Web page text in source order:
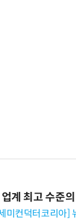
계 최고 수준
미컨덕터코리아]